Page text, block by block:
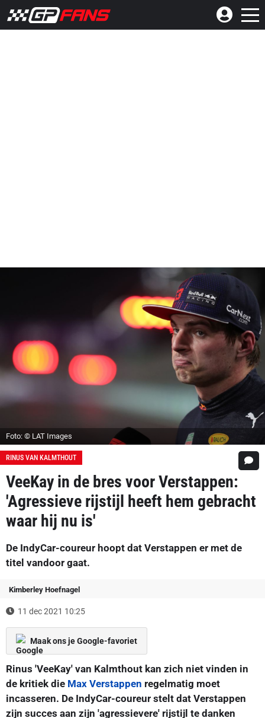
Foto: © LAT Images
RINUS VAN KALMTHOUT
VeeKay in de bres voor Verstappen:
'Agressieve rijstijl heeft hem gebracht
waar hij nu is'
De IndyCar-coureur hoopt dat Verstappen er met de
titel vandoor gaat.
Kimberley Hoefnagel
11 dec 2021 10:25
Maak ons je Google-favoriet
Rinus 'VeeKay' van Kalmthout kan zich niet vinden in
de kritiek die Max Verstappen regelmatig moet
incasseren. De IndyCar-coureur stelt dat Verstappen
zijn succes aan zijn 'agressievere' rijstijl te danken